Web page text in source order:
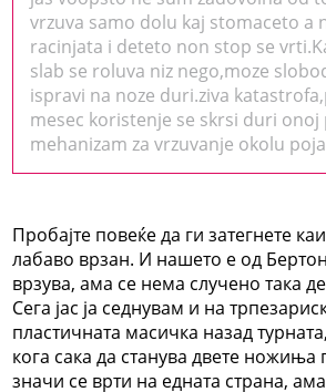
vrzuva samo dolu kaj stomaceto a
racinjata i deteto non stop se
slab se roluva niz nego,moze
ispravi na noze duri.ziva
mesec koristenje se skrsi duri onoj
mehanizam za vrzuvanje okolu
Пробајте повеќе да ги затегнете
лабаво врзан. И нашето е од
врзува, ама се нема случено така
Сега јас ја седнувам и на
пластичната масичка назад
кога сака да станува двете ножиња
значи се врти на едната страна,